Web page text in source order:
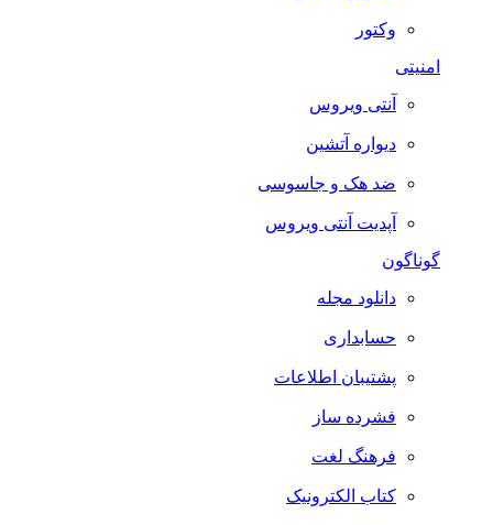
وکتور
امنیتی
آنتی ویروس
دیواره آتشین
ضد هک و جاسوسی
آپدیت آنتی ویروس
گوناگون
دانلود مجله
حسابداری
پشتیبان اطلاعات
فشرده ساز
فرهنگ لغت
کتاب الکترونیک